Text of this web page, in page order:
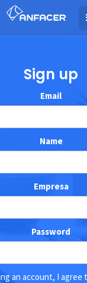
Sign up
Email
Name
Empresa
Password
an account, I